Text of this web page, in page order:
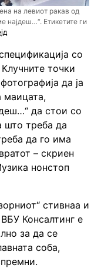
на левиот ракав од
најдеш…“. Етикетите ги
со
точки
да ја
маицата,
да стои со
што треба да
да го има
– скриен
нонстоп
стивнаа и
Консалтинг е
за да се
соба,